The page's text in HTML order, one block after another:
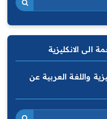
الى الانكليزية
واللغة العربية عن